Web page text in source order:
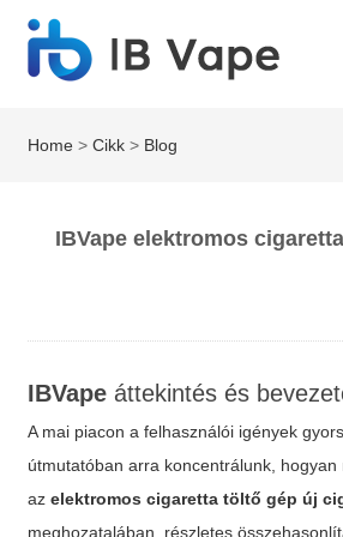
Home >Cikk > Blog
IBVape elektromos
IBVape áttekintés és
A mai piacon a felhasználói igények
útmutatóban arra koncentrálunk,
azelektromos cigaretta töltő gép új
meghozatalában, részletes